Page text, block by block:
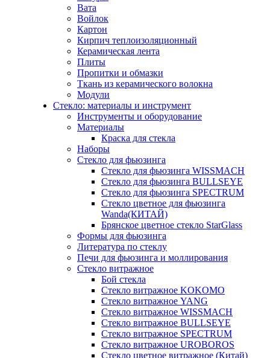
Вата
Войлок
Картон
Кирпич теплоизоляционный
Керамическая лента
Плиты
Пропитки и обмазки
Ткань из керамического волокна
Модули
Стекло: материалы и инструмент
Инструменты и оборудование
Материалы
Краска для стекла
Наборы
Стекло для фьюзинга
Стекло для фьюзинга WISSMACH
Стекло для фьюзинга BULLSEYE
Стекло для фьюзинга SPECTRUM
Стекло цветное для фьюзинга
Wanda(КИТАЙ)
Брянское цветное стекло StarGlass
Формы для фьюзинга
Литература по стеклу
Печи для фьюзинга и моллирования
Стекло витражное
Бой стекла
Стекло витражное KOKOMO
Стекло витражное YANG
Стекло витражное WISSMACH
Стекло витражное BULLSEYE
Стекло витражное SPECTRUM
Стекло витражное UROBOROS
Стекло цветное витражное (Китай)